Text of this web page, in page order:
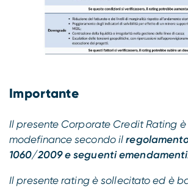
Importante
Il presente Corporate Credit Rating
modefinance secondo ilregolamento
1060/2009 e seguenti emendamenti.
Il presente rating è sollecitato ed è